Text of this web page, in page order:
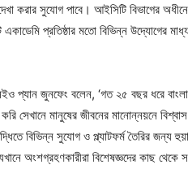
করার সুযোগ পাবে। আইসিটি বিভাগের
প্রতিষ্ঠার মতো বিভিন্ন উদ্যোগের
প্যান জুনফেং বলেন, ‘গত ২৫ বছর ধরে
সেখানে মানুষের জীবনের মানোন্নয়নে
বিভিন্ন সুযোগ ও প্ল্যাটফর্ম তৈরির জন্য
বিশেষজ্ঞদের কাছ থেকে